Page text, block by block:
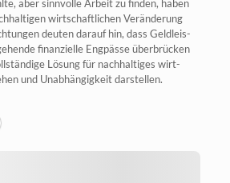
aber sinn­vol­le Arbeit zu fin­den, haben
wirt­schaft­li­chen Ver­än­de­rung
deu­ten dar­auf hin, dass Geld­leis­
finan­zi­el­le Eng­päs­se über­brü­cken
Lösung für nach­hal­ti­ges wirt­
und Unab­hän­gig­keit darstellen.